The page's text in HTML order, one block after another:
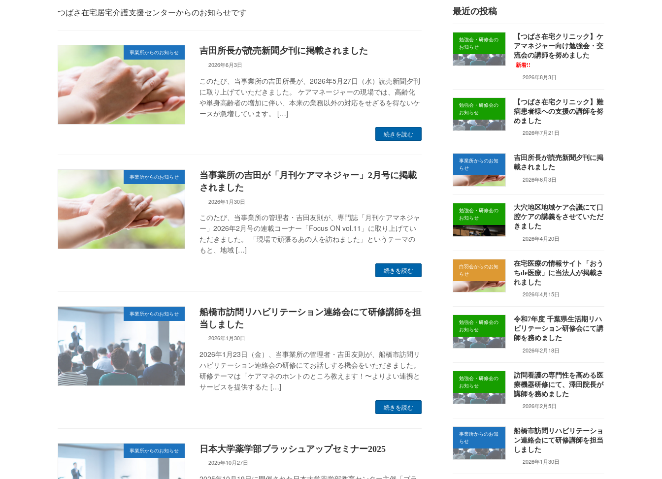
つばさ在宅居宅介護支援センターからのお知らせです
事業所からのお知らせ 吉田所長が読売新聞夕刊に掲載されました
2026年6月3日
このたび、当事業所の吉田所長が、2026年5月27日（水）読売新聞夕刊
に取り上げていただきました。 ケアマネージャーの現場では、高齢化
や単身高齢者の増加に伴い、本来の業務以外の対応をせざるを得ないケ
ースが急増しています。 […]
続きを読む
事業所からのお知らせ
当事業所の吉田が「月刊ケアマネジャー」2月号に掲載
されました
2026年1月30日
このたび、当事業所の管理者・吉田友則が、専門誌「月刊ケアマネジャ
ー」2026年2月号の連載コーナー「Focus ON vol.11」に取り上げてい
ただきました。 「現場で頑張るあの人を訪ねました」というテーマの
もと、地域 […]
続きを読む
事業所からのお知らせ
船橋市訪問リハビリテーション連絡会にて研修講師を担
当しました
2026年1月30日
2026年1月23日（金）、当事業所の管理者・吉田友則が、船橋市訪問リ
ハビリテーション連絡会の研修にてお話しする機会をいただきました。
研修テーマは「ケアマネのホントのところ教えます！〜よりよい連携と
サービスを提供するた […]
続きを読む
事業所からのお知らせ 日本大学薬学部ブラッシュアップセミナー2025
2025年10月27日
最近の投稿
勉強会・研修会の
お知らせ
【つばさ在宅クリニック】ケ
アマネジャー向け勉強会・交
流会の講師を努めました
新着!!
2026年8月3日
勉強会・研修会の
お知らせ
【つばさ在宅クリニック】難
病患者様への支援の講師を努
めました
2026年7月21日
事業所からのお知
らせ
吉田所長が読売新聞夕刊に掲
載されました
2026年6月3日
勉強会・研修会の
お知らせ
大穴地区地域ケア会議にて口
腔ケアの講義をさせていただ
きました
2026年4月20日
白羽会からのお知
らせ
在宅医療の情報サイト「おう
ちde医療」に当法人が掲載さ
れました
2026年4月15日
勉強会・研修会の
お知らせ
令和7年度 千葉県生活期リハ
ビリテーション研修会にて講
師を務めました
2026年2月18日
勉強会・研修会の
お知らせ
訪問看護の専門性を高める医
療機器研修にて、澤田院長が
講師を務めました
2026年2月5日
事業所からのお知
らせ
船橋市訪問リハビリテーショ
ン連絡会にて研修講師を担当
しました
2026年1月30日